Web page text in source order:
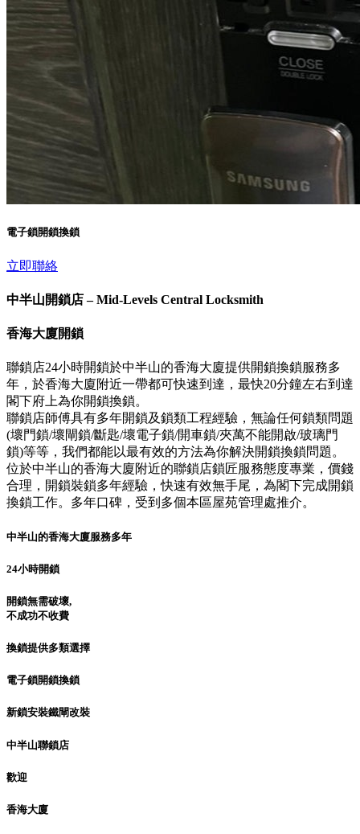
電子鎖開鎖換鎖
立即聯絡
中半山開鎖店 – Mid-Levels Central Locksmith
香海大廈開鎖
聯鎖店24小時開鎖於中半山的香海大廈提供開鎖換鎖服務多
年，於香海大廈附近一帶都可快速到達，最快20分鐘左右到達
閣下府上為你開鎖換鎖。
聯鎖店師傅具有多年開鎖及鎖類工程經驗，無論任何鎖類問題
(壞門鎖/壞閘鎖/斷匙/壞電子鎖/開車鎖/夾萬不能開啟/玻璃門
鎖)等等，我們都能以最有效的方法為你解決開鎖換鎖問題。
位於中半山的香海大廈附近的聯鎖店鎖匠服務態度專業，價錢
合理，開鎖裝鎖多年經驗，快速有效無手尾，為閣下完成開鎖
換鎖工作。多年口碑，受到多個本區屋苑管理處推介。
中半山的香海大廈服務多年
24小時開鎖
開鎖無需破壞,
不成功不收費
換鎖提供多類選擇
電子鎖開鎖換鎖
新鎖安裝鐵閘改裝
中半山聯鎖店
歡迎
香海大廈